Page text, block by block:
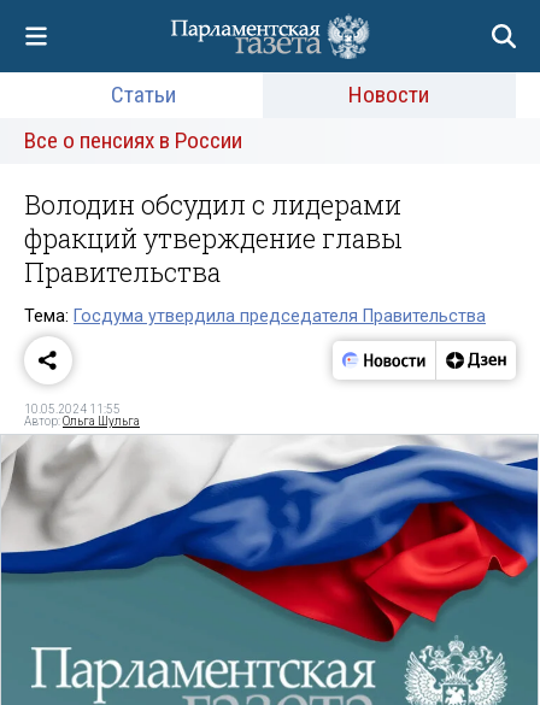
Статьи
Новости
Все о пенсиях в России
Володин обсудил с лидерами
фракций утверждение главы
Правительства
Тема: Госдума утвердила председателя Правительства
10.05.2024 11:55
Автор:Ольга Шульга